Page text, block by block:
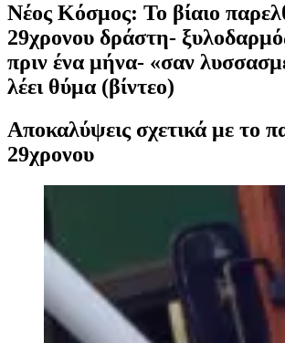
Νέος Κόσμος: Το βίαιο
29χρονου δράστη-
πριν ένα μήνα- «σαν
λέει θύμα (βίντεο)
Αποκαλύψεις σχετικά με το
29χρονου